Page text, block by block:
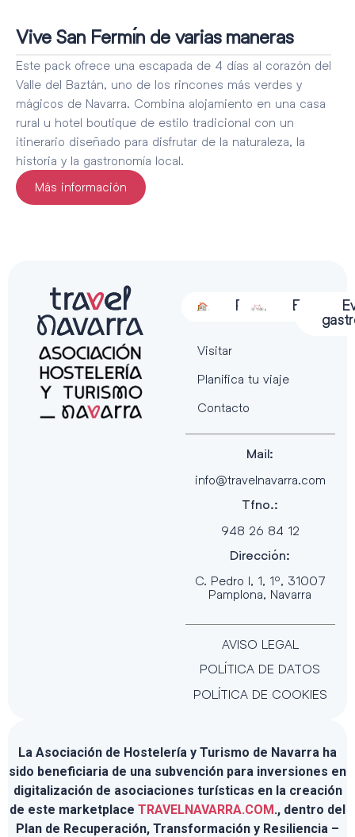
Vive San Fermín de varias maneras
Este pack ofrece una escapada de 4 días al corazón del
Valle del Baztán, uno de los rincones más verdes y
mágicos de Navarra. Combina alojamiento en una casa
rural u hotel boutique de estilo tradicional con un
itinerario diseñado para disfrutar de la naturaleza, la
historia y la gastronomía local.
Más información
Alojamiento
Restauración
Actividades
Visitar
Planifica tu viaje
Contacto
Mail:
info@travelnavarra.com
Tfno.:
948 26 84 12
Dirección:
C. Pedro I, 1, 1º, 31007
Pamplona, Navarra
AVISO LEGAL
POLÍTICA DE DATOS
POLÍTICA DE COOKIES
La Asociación de Hostelería y Turismo de Navarra ha
sido beneficiaria de una subvención para inversiones en
digitalización de asociaciones turísticas en la creación
de este marketplace TRAVELNAVARRA.COM., dentro del
Plan de Recuperación, Transformación y Resiliencia –